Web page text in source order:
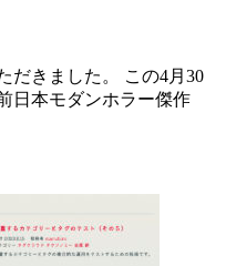
だきました。 この4月30
日本モダンホラー傑作